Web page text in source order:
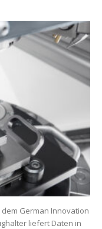
dem German Innovation
liefert Daten in